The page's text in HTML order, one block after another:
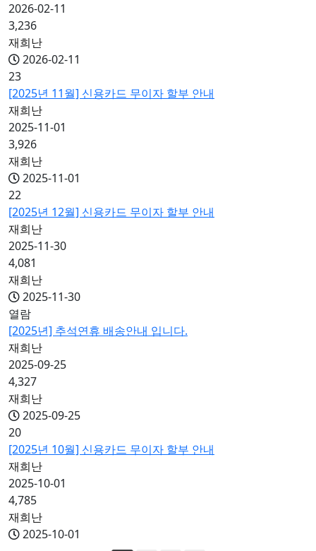
2026-02-11
3,236
재희난
2026-02-11
23
[2025년 11월] 신용카드 무이자 할부 안내
재희난
2025-11-01
3,926
재희난
2025-11-01
22
[2025년 12월] 신용카드 무이자 할부 안내
재희난
2025-11-30
4,081
재희난
2025-11-30
열람
[2025년] 추석연휴 배송안내 입니다.
재희난
2025-09-25
4,327
재희난
2025-09-25
20
[2025년 10월] 신용카드 무이자 할부 안내
재희난
2025-10-01
4,785
재희난
2025-10-01